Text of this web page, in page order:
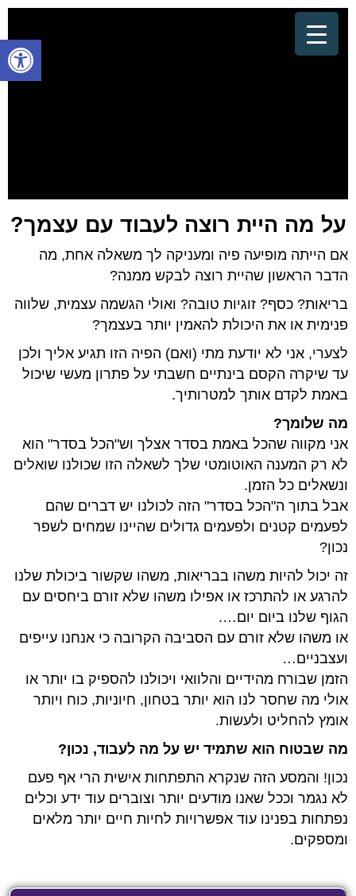
פתח
על מה היית רוצה לעבוד עם עצמך?
אם הייתה מופיעה פיה ומעניקה לך משאלה אחת, מה
הדבר הראשון שהיית רוצה לבקש ממנה?
בריאות? כסף? זוגיות טובה? ואולי הגשמה עצמית, שלווה
פנימית או את היכולת להאמין יותר בעצמך?
לצערי, אני לא יודעת מתי (ואם) הפיה הזו תגיע אליך ולכן
עד שיקרה הקסם בינתיים חשבתי על פתרון מעשי שיכול
באמת לקדם אותך למטרותיך.
מה שלומך?
אני מקווה שהכל באמת בסדר אצלך וש"הכל בסדר" הוא
לא רק המענה האוטומטי שלך לשאלה הזו שכולנו שואלים
ונשאלים כל הזמן.
אבל בתוך ה"הכל בסדר" הזה לכולנו יש דברים שהם
לפעמים קטנים ולפעמים גדולים שהיינו שמחים לשפר
נכון?
זה יכול להיות משהו בבריאות, משהו שקשור ביכולת שלנו
להרגע או להתרכז או אפילו משהו שלא זורם ביחסים עם
הגוף שלנו ביום יום….
או משהו שלא זורם עם הסביבה הקרובה כי אנחנו עייפים
ועצבניים…
הזמן שבורח מהידיים והלוואי ויכולנו להספיק בו יותר או
אולי מה שחסר לנו הוא יותר בטחון, חיוניות, כוח ויותר
אומץ להחליט ולעשות.
מה שבטוח הוא שתמיד יש על מה לעבוד, נכון?
נכון! והמסע הזה שנקרא התפתחות אישית הרי אף פעם
לא נגמר וככל שאנו מודעים יותר וצוברים עוד ידע וכלים
נפתחות בפנינו עוד אפשרויות לחיות חיים יותר מלאים
ומספקים.